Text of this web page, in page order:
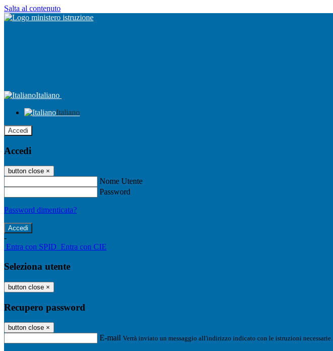
Salta al contenuto
Italiano
Italiano
Accedi
Accedi
button close ×
Nome Utente
Password
Password dimenticata?
-
Entra con SPID Entra con CIE
Seleziona utente
button close ×
Recupero password
button close ×
E-mail Verrà inviato un messaggio all'indirizzo indicato con le istruzioni necessarie.